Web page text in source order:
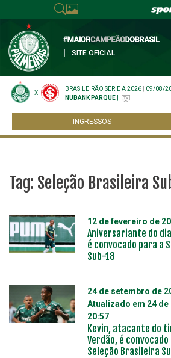
SITE OFICIAL
X
BRASILEIRÃO SÉRIE A 2026 09/08/
NUBANK PARQUE
INGRESSOS
Tag: Seleção Brasileira
12 de fevereiro de
Aniversariante do
é convocado para a
Sub-18
24 de setembro de
Atualizado em 24
20:57
Kevin, atacante do
Verdão, é
Seleção Brasileira